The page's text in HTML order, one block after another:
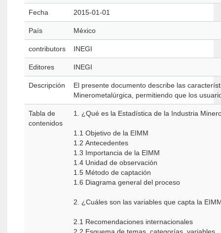
Fecha 2015-01-01
País México
contributors INEGI
Editores INEGI
Descripción
El presente documento describe las
Minerometalúrgica, permitiendo que los
Tabla de
contenidos
1. ¿Qué es la Estadística de la Industria
1.1 Objetivo de la EIMM
1.2 Antecedentes
1.3 Importancia de la EIMM
1.4 Unidad de observación
1.5 Método de captación
1.6 Diagrama general del proceso
2. ¿Cuáles son las variables que capta la
2.1 Recomendaciones internacionales